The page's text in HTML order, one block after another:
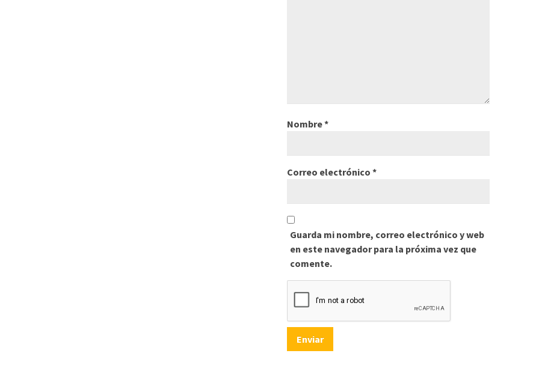
Nombre*
Correo electrónico *
Guarda mi nombre, correo electrónico y web
en este navegador para la próxima vez que
comente.